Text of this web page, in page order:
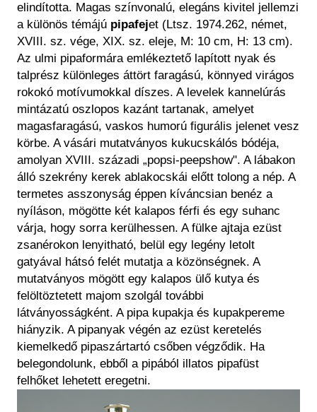
elindította. Magas színvonalú, elegáns kivitel jellemzi
a különös témájú pipafejet (Ltsz. 1974.262, német,
XVIII. sz. vége, XIX. sz. eleje, M: 10 cm, H: 13 cm).
Az ulmi pipaformára emlékeztető lapított nyak és
talprész különleges áttört faragású, könnyed virágos
rokokó motívumokkal díszes. A levelek kannelúrás
mintázatú oszlopos kazánt tartanak, amelyet
magasfaragású, vaskos humorú figurális jelenet vesz
körbe. A vásári mutatványos kukucskálós bódéja,
amolyan XVIII. századi „popsi-peepshow". A lábakon
álló szekrény kerek ablakocskái előtt tolong a nép. A
termetes asszonyság éppen kíváncsian benéz a
nyíláson, mögötte két kalapos férfi és egy suhanc
várja, hogy sorra kerülhessen. A fülke ajtaja ezüst
zsanérokon lenyitható, belül egy legény letolt
gatyával hátsó felét mutatja a közönségnek. A
mutatványos mögött egy kalapos ülő kutya és
felöltöztetett majom szolgál további
látványosságként. A pipa kupakja és kupakpereme
hiányzik. A pipanyak végén az ezüst keretelés
kiemelkedő pipaszártartó csőben végződik. Ha
belegondolunk, ebből a pipából illatos pipafüst
felhőket lehetett eregetni.